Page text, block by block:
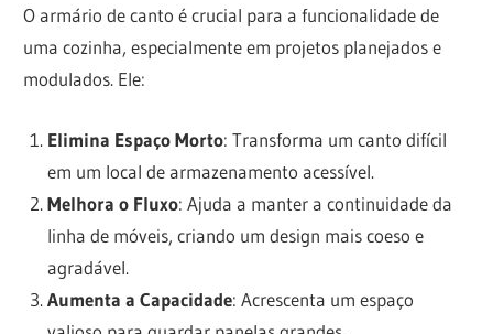
O armário de canto é crucial para a funcionalidade de
uma cozinha, especialmente em projetos planejados e
modulados. Ele:
Elimina Espaço Morto: Transforma um canto difícil
em um local de armazenamento acessível.
Melhora o Fluxo: Ajuda a manter a continuidade da
linha de móveis, criando um design mais coeso e
agradável.
Aumenta a Capacidade: Acrescenta um espaço